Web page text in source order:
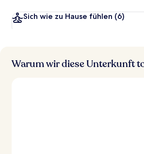
Sich wie zu Hause fühlen (6)
Warum wir diese Unterkunft